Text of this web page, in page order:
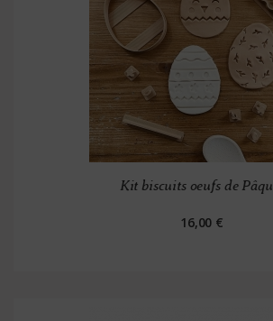
Kit biscuits oeufs de
16,00 €